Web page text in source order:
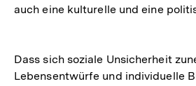
auch eine kulturelle und eine
Dass sich soziale Unsicherheit
Lebensentwürfe und individuelle